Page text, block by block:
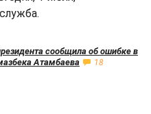
сообщила об ошибке в
Атамбаева
18